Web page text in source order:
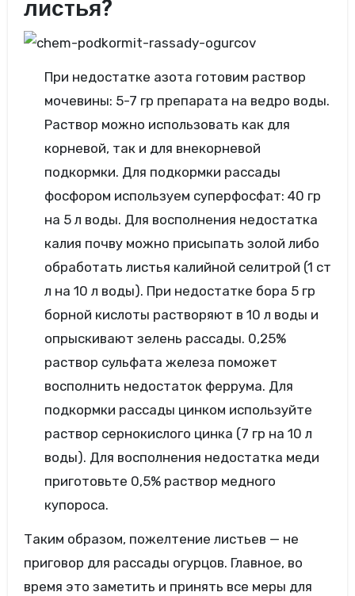
листья?
При недостатке азота готовим раствор
мочевины: 5-7 гр препарата на ведро воды.
Раствор можно использовать как для
корневой, так и для внекорневой
подкормки. Для подкормки рассады
фосфором используем суперфосфат: 40 гр
на 5 л воды. Для восполнения недостатка
калия почву можно присыпать золой либо
обработать листья калийной селитрой (1 ст
л на 10 л воды). При недостатке бора 5 гр
борной кислоты растворяют в 10 л воды и
опрыскивают зелень рассады. 0,25%
раствор сульфата железа поможет
восполнить недостаток феррума. Для
подкормки рассады цинком используйте
раствор сернокислого цинка (7 гр на 10 л
воды). Для восполнения недостатка меди
приготовьте 0,5% раствор медного
купороса.
Таким образом, пожелтение листьев — не
приговор для рассады огурцов. Главное, во
время это заметить и принять все меры для